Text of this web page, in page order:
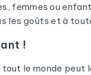
femmes ou
les goûts et à
!
le monde peut